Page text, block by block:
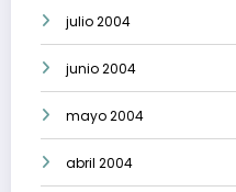
julio 2004
junio 2004
mayo 2004
abril 2004